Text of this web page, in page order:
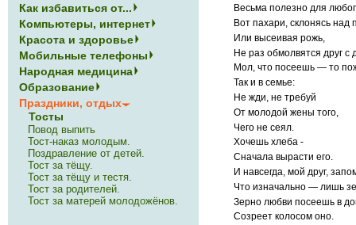
Весьма полезно для
Вот пахари, склонясь над
Или высеивая рожь,
Не раз обмолвятся друг с
Мол, что посеешь — то
Так и в семье:
Не жди, не требуй
От молодой жены того,
Чего не сеял.
Хочешь хлеба -
Сначала вырасти его.
И навсегда, мой друг,
Что изначально — лишь
Зерно любви посеешь в
Созреет колосом оно.
Как избавиться от...
Компьютеры, интернет
Красота и здоровье
Мобильные телефоны
Народная медицина
Образование
Праздники, отдых
Тосты
Повод выпить
Тост-наказ молодым.
Поздравление от детей.
Тост за тёщу.
Тост за тёщу и тестя.
Тост за родителей.
Тост за матерей молодожёнов.